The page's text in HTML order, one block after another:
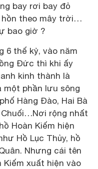
bay rơi bay đỏ
theo mây trời…
bao giờ ?
6 thế kỷ, vào năm
Đức thì khi ấy
kinh thành là
một phần lưu sông
Hàng Đào, Hai Bà
rộng nhất
Hoàn Kiếm hiện
Hồ Lục Thủy, hồ
Nhưng cái tên
Kiếm xuất hiện vào